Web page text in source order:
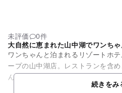
未評価
0件
大自然に恵まれた山中湖でワンち
ワンちゃんと泊まれるリゾートホ
ープの山中湖店。レストランを含
んの入館が可能で、あらゆる場所
います。夕食は、イタリアン...
続きをみ